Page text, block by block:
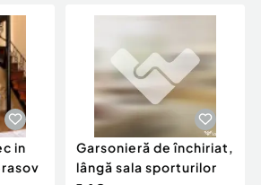
profesionale
Vehicule
in
Garsonieră de închiriat,
lângă sala sporturilor